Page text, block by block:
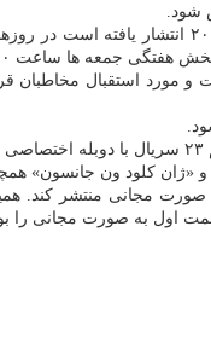
پخش سریال «ملکه گدایان» به کارگردانی حسین
و «ژان کلود ون
مجانی منتشر کند.
اول به صورت مجانی را